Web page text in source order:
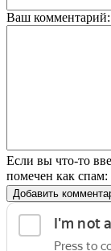
Ваш комментарий:
Если вы что-то
помечен как спам:
Добавить